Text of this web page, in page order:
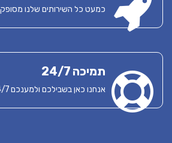
כמעט כל השירותים שלנו
תמיכה 24/7
אנחנו כאן בשבילכם ולמענכם 24/7 בכל בעייה או שאלה.